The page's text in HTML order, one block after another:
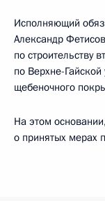
Исполняющий
Александр
по строительству
по Верхне-Гайской
щебеночного
На этом
о принятых мерах